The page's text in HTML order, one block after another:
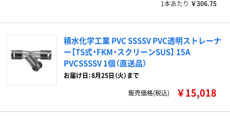
1本あたり ￥306.75
積水化学工業 PVC SSSSV PVC透明ストレーナ
ー【TS式・FKM・スクリーンSUS】 15A
PVCSSSSV 1個（直送品）
お届け日：8月25日（火）まで
販売価格(税込)
￥15,018